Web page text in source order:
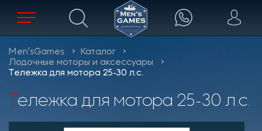
Men'sGames
Каталог
Лодочные моторы и аксессуары
Тележка для мотора 25-30 л.с.
Тележка для мотора 25-30 л.с.